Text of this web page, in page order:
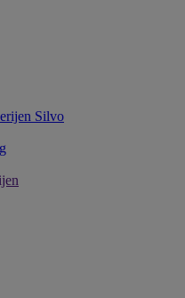
Silvo